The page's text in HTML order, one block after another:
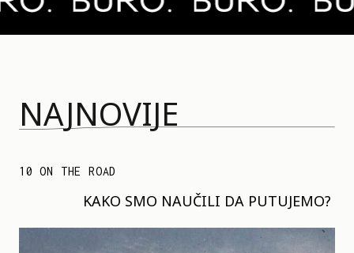
NAJNOVIJE
10 ON THE ROAD
KAKO SMO NAUČILI DA PUTUJEMO?